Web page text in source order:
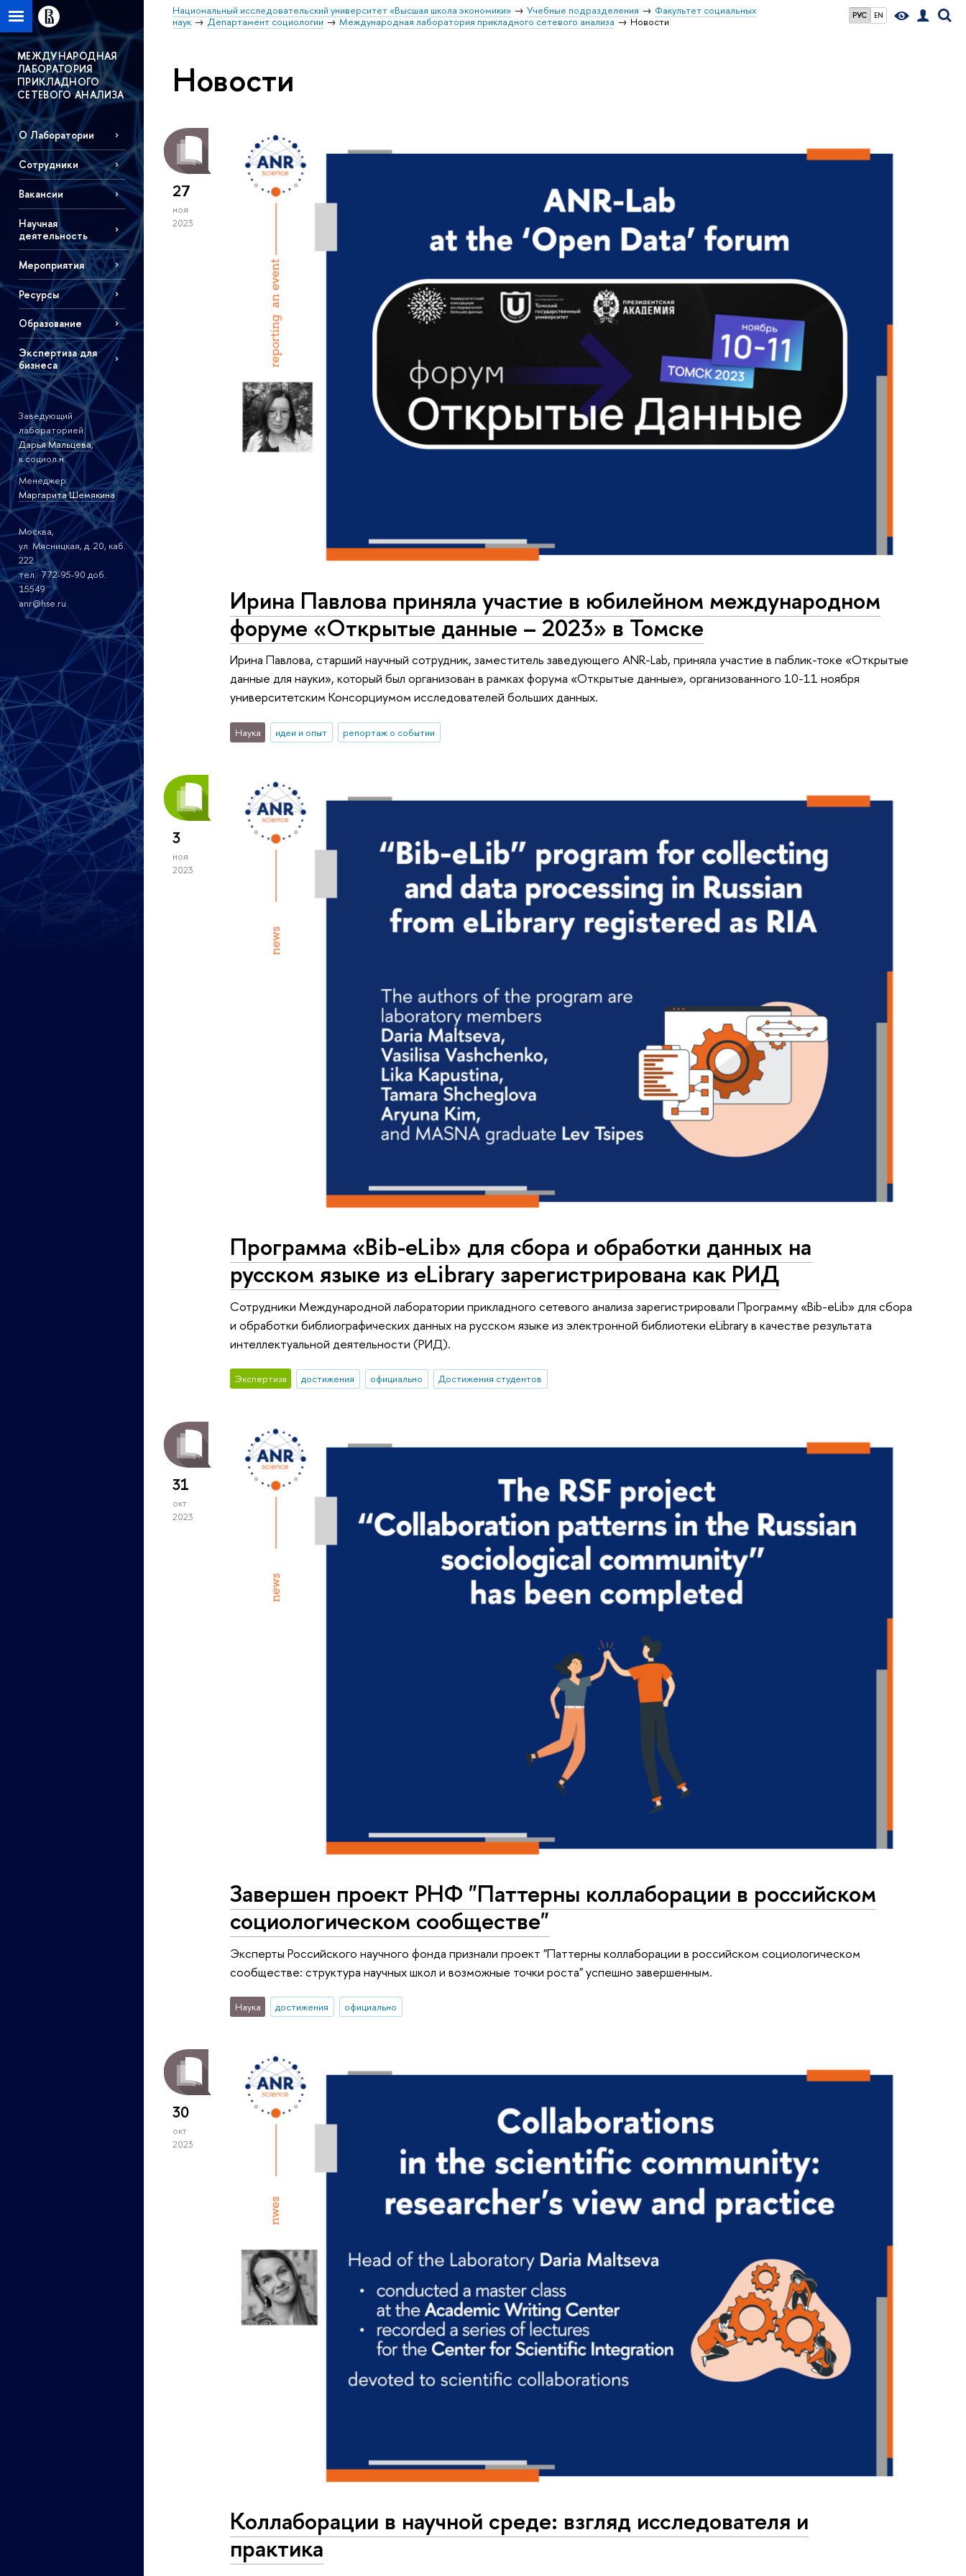
РУС EN
Национальный исследовательский университет «Высшая школа экономики» Учебные подразделения
Факультет социальных
наук
Департамент социологии Международная лаборатория прикладного сетевого анализа Новости
МЕЖДУНАРОДНАЯ
ЛАБОРАТОРИЯ
ПРИКЛАДНОГО
СЕТЕВОГО АНАЛИЗА
О Лаборатории
Сотрудники
Вакансии
Научная
деятельность
Мероприятия
Ресурсы
Образование
Экспертиза для
бизнеса
Заведующий
лабораторией:
Дарья Мальцева,
к.социол.н.
Менеджер:
Маргарита Шемякина
Москва,
ул. Мясницкая, д. 20, каб.
222
тел.: 772-95-90 доб.
15549
anr@hse.ru
Новости
27
ноя
2023
Ирина Павлова приняла участие в юбилейном международном
форуме «Открытые данные – 2023» в Томске
Ирина Павлова, старший научный сотрудник, заместитель заведующего ANR-Lab, приняла участие в паблик-токе «Открытые
данные для науки», который был организован в рамках форума «Открытые данные», организованного 10-11 ноября
университетским Консорциумом исследователей больших данных.
Наука идеи и опыт репортаж о событии
3
ноя
2023
Программа «Bib-eLib» для сбора и обработки данных на
русском языке из eLibrary зарегистрирована как РИД
Сотрудники Международной лаборатории прикладного сетевого анализа зарегистрировали Программу «Bib-eLib» для сбора
и обработки библиографических данных на русском языке из электронной библиотеки eLibrary в качестве результата
интеллектуальной деятельности (РИД).
Экспертиза достижения официально Достижения студентов
31
окт
2023
Завершен проект РНФ "Паттерны коллаборации в российском
социологическом сообществе"
Эксперты Российского научного фонда признали проект "Паттерны коллаборации в российском социологическом
сообществе: структура научных школ и возможные точки роста" успешно завершенным.
Наука достижения официально
30
окт
2023
Коллаборации в научной среде: взгляд исследователя и
практика